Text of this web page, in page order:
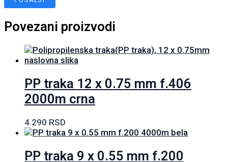
Povezani proizvodi
PP traka 12 x 0.75 mm f.406
2000m crna
4.290 RSD
PP traka 9 x 0.55 mm f.200